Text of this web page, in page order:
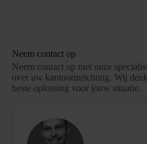
Neem contact op
Neem contact op met onze
over uw kantoorinrichting. Wij
beste oplossing voor jouw situatie.